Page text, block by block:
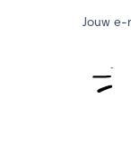
Jouw